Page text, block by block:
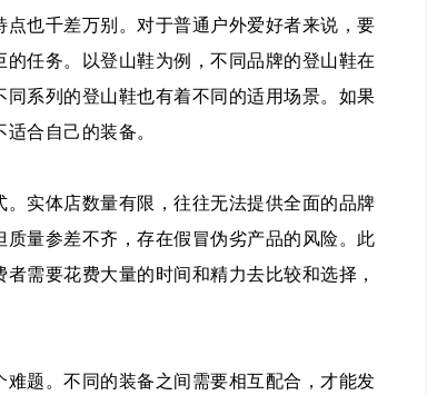
也千差万别。对于普通户外爱好者来说，要
任务。以登山鞋为例，不同品牌的登山鞋在
系列的登山鞋也有着不同的适用场景。如果
合自己的装备。
实体店数量有限，往往无法提供全面的品牌
量参差不齐，存在假冒伪劣产品的风险。此
需要花费大量的时间和精力去比较和选择，
题。不同的装备之间需要相互配合，才能发